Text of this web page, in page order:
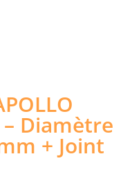
– Diamètre
+ Joint